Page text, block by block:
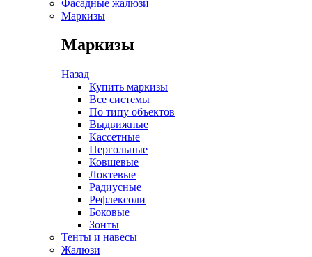
Фасадные жалюзи
Маркизы
Маркизы
Назад
Купить маркизы
Все системы
По типу объектов
Выдвижные
Кассетные
Пергольные
Ковшевые
Локтевые
Радиусные
Рефлексоли
Боковые
Зонты
Тенты и навесы
Жалюзи